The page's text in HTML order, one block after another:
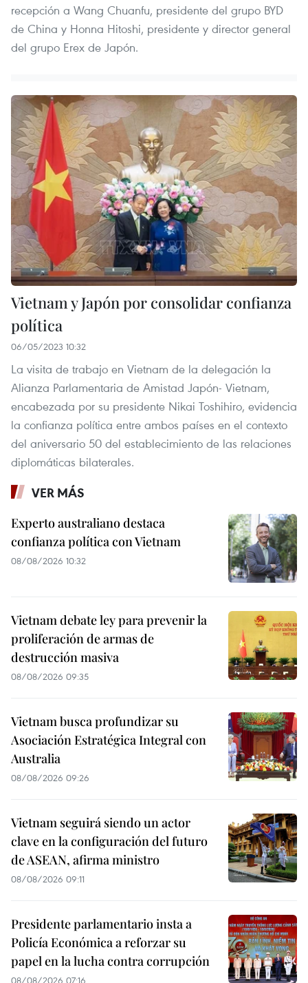
recepción a Wang Chuanfu, presidente del grupo BYD
de China y Honna Hitoshi, presidente y director general
del grupo Erex de Japón.
Vietnam y Japón por consolidar confianza
política
06/05/2023 10:32
La visita de trabajo en Vietnam de la delegación la
Alianza Parlamentaria de Amistad Japón- Vietnam,
encabezada por su presidente Nikai Toshihiro, evidencia
la confianza política entre ambos países en el contexto
del aniversario 50 del establecimiento de las relaciones
diplomáticas bilaterales.
VER MÁS
Experto australiano destaca
confianza política con Vietnam
08/08/2026 10:32
Vietnam debate ley para prevenir la
proliferación de armas de
destrucción masiva
08/08/2026 09:35
Vietnam busca profundizar su
Asociación Estratégica Integral con
Australia
08/08/2026 09:26
Vietnam seguirá siendo un actor
clave en la configuración del futuro
de ASEAN, afirma ministro
08/08/2026 09:11
Presidente parlamentario insta a
Policía Económica a reforzar su
papel en la lucha contra corrupción
08/08/2026 07:16